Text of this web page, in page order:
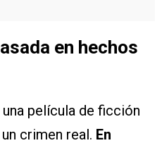
en hechos
una película de ficción
crimen real. En